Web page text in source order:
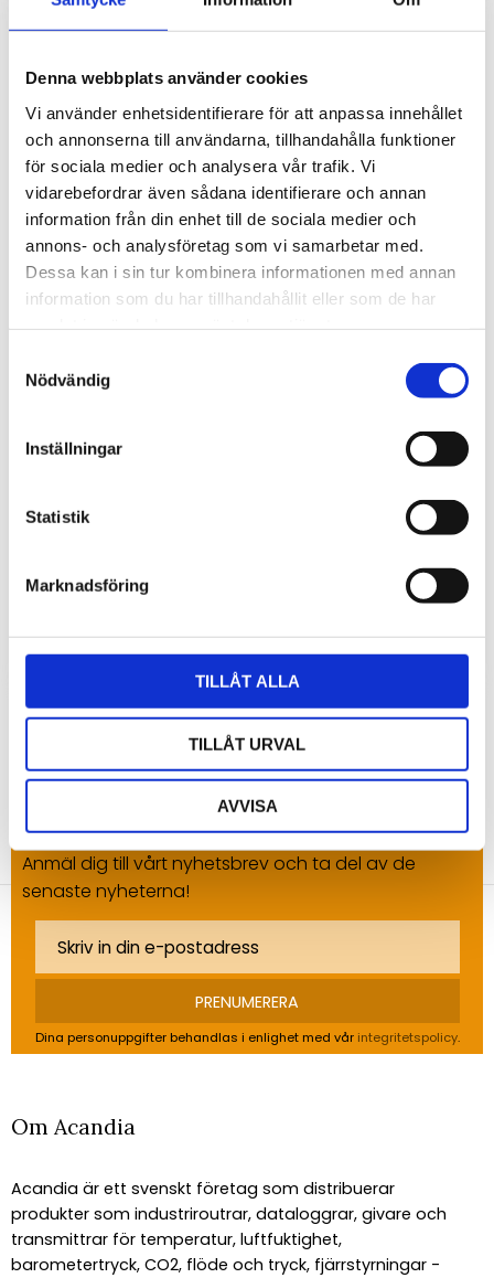
Denna webbplats använder cookies
Vi använder enhetsidentifierare för att anpassa innehållet
och annonserna till användarna, tillhandahålla funktioner
för sociala medier och analysera vår trafik. Vi
vidarebefordrar även sådana identifierare och annan
information från din enhet till de sociala medier och
annons- och analysföretag som vi samarbetar med.
Dessa kan i sin tur kombinera informationen med annan
information som du har tillhandahållit eller som de har
Nödvändig
Inställningar
Statistik
Marknadsföring
TILLÅT ALLA
TILLÅT URVAL
AVVISA
Programvaran WeatherLink inkl. datalogger med seriell
Vantage Pro2/Vue eller Envoy.
NYHETSBREV
Anmäl dig till vårt nyhetsbrev och ta del av de
senaste nyheterna!
PRENUMERERA
Dina personuppgifter behandlas i enlighet med vår integritetspolicy.
Om Acandia
Acandia är ett svenskt företag som distribuerar
produkter som industriroutrar, dataloggrar, givare och
transmittrar för temperatur, luftfuktighet,
barometertryck, CO2, flöde och tryck, fjärrstyrningar -